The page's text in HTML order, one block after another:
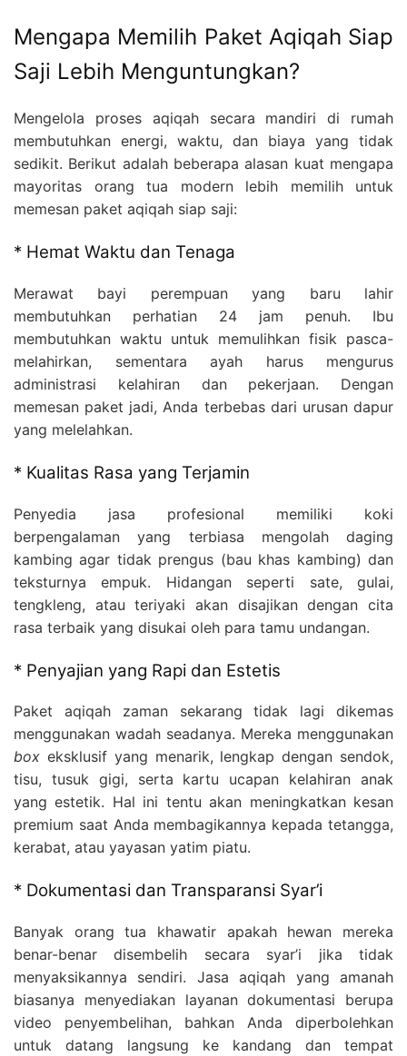
Mengapa Memilih Paket Aqiqah Siap
Saji Lebih Menguntungkan?
Mengelola proses aqiqah secara mandiri di rumah
membutuhkan energi, waktu, dan biaya yang tidak
sedikit. Berikut adalah beberapa alasan kuat mengapa
mayoritas orang tua modern lebih memilih untuk
memesan paket aqiqah siap saji:
* Hemat Waktu dan Tenaga
Merawat bayi perempuan yang baru lahir
membutuhkan perhatian 24 jam penuh. Ibu
membutuhkan waktu untuk memulihkan fisik pasca-
melahirkan, sementara ayah harus mengurus
administrasi kelahiran dan pekerjaan. Dengan
memesan paket jadi, Anda terbebas dari urusan dapur
yang melelahkan.
* Kualitas Rasa yang Terjamin
Penyedia jasa profesional memiliki koki
berpengalaman yang terbiasa mengolah daging
kambing agar tidak prengus (bau khas kambing) dan
teksturnya empuk. Hidangan seperti sate, gulai,
tengkleng, atau teriyaki akan disajikan dengan cita
rasa terbaik yang disukai oleh para tamu undangan.
* Penyajian yang Rapi dan Estetis
Paket aqiqah zaman sekarang tidak lagi dikemas
menggunakan wadah seadanya. Mereka menggunakan
box eksklusif yang menarik, lengkap dengan sendok,
tisu, tusuk gigi, serta kartu ucapan kelahiran anak
yang estetik. Hal ini tentu akan meningkatkan kesan
premium saat Anda membagikannya kepada tetangga,
kerabat, atau yayasan yatim piatu.
* Dokumentasi dan Transparansi Syar’i
Banyak orang tua khawatir apakah hewan mereka
benar-benar disembelih secara syar’i jika tidak
menyaksikannya sendiri. Jasa aqiqah yang amanah
biasanya menyediakan layanan dokumentasi berupa
video penyembelihan, bahkan Anda diperbolehkan
untuk datang langsung ke kandang dan tempat